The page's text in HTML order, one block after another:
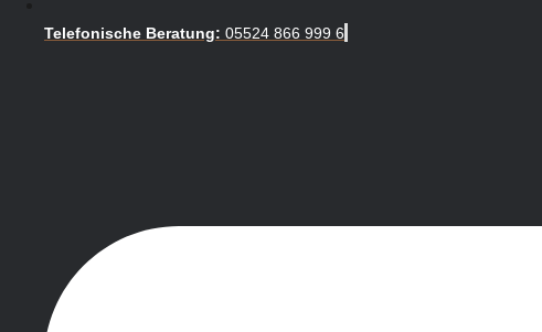
Telefonische Beratung: 05524 866 999 6